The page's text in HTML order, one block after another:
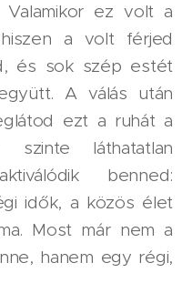
Valamikor ez volt a
a volt férjed
és sok szép estét
A válás után
ezt a ruhát a
szinte láthatatlan
benned:
idők, a közös élet
Most már nem a
hanem egy régi,